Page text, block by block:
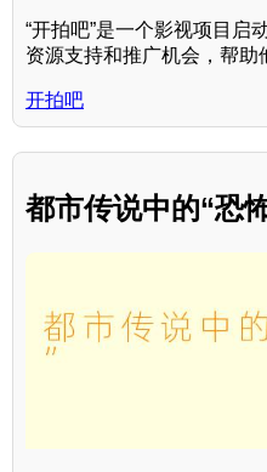
“开拍吧”是一个影视项目启
资源支持和推广机会，帮助
开拍吧
都市传说中的“恐